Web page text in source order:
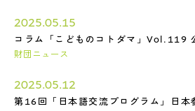
2025.05.15
コラム「こどものコトダマ」Vol.119
財団ニュース
2025.05.12
第16回「日本語交流プログラム」日本